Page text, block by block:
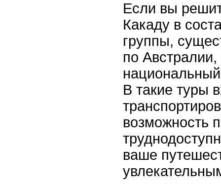
Если вы
Какаду в
группы,
по
В такие туры
возможность
ваше